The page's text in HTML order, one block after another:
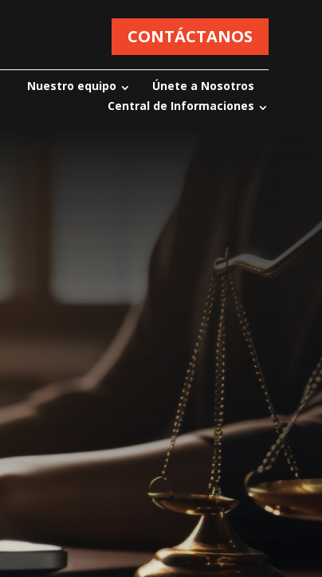
CONTÁCTANOS
Nuestro equipo
Únete a Nosotros
Central de Informaciones